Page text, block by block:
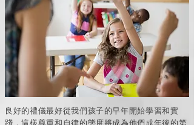
良好的禮儀最好從我們孩子的早年開始學習和實
踐，這樣尊重和自律的態度將成為他們成年後的第